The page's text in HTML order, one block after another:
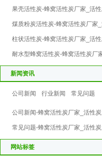
果壳活性炭-蜂窝活性炭厂家_活
煤质粉炭活性炭-蜂窝活性炭厂家
柱状活性炭-蜂窝活性炭厂家_活
耐水型蜂窝活性炭-蜂窝活性炭厂
新闻资讯
公司新闻 行业新闻 常见问题
公司新闻-蜂窝活性炭厂家_活性
常见问题-蜂窝活性炭厂家_活性
网站标签